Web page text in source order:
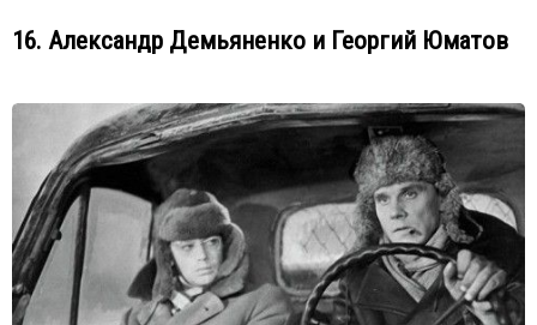
16. Александр Демьяненко и Георгий Юматов